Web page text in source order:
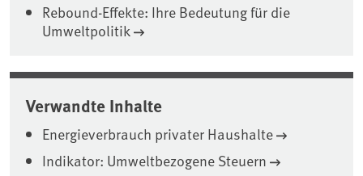
Rebound-Effekte: Ihre Bedeutung für die
Umweltpolitik
Verwandte Inhalte
Energieverbrauch privater Haushalte
Indikator: Umweltbezogene Steuern